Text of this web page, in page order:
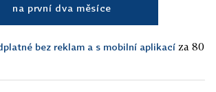
na první dva měsíce
bez reklam a s mobilní aplikací za 80